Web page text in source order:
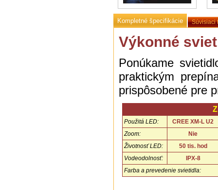
Kompletné špecifikácie Súvisiaci
Výkonné
Ponúkame
praktickým
prispôsobené pre
Použitá LED:
CREE XM-L U2
Zoom:
Nie
Životnosť LED:
50 tis. hod
Vodeodolnosť:
IPX-8
Farba a prevedenie svietidla: